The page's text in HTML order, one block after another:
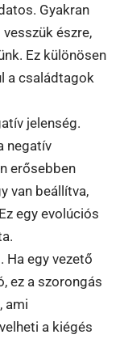
Gyakran
észre,
Ez különösen
a családtagok
jelenség.
negatív
erősebben
van beállítva,
egy evolúciós
Ha egy vezető
ez a szorongás
ami
a kiégés